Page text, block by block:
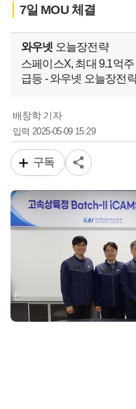
7일 MOU 체결
와우넷 오늘장전략
스페이스X, 최대 9.1억
급등 - 와우넷 오늘장전
배창학 기자
입력2025-05-09 15:29
구독